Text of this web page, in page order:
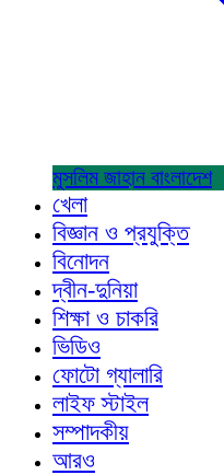
মুসলিম জাহান বাংলাদেশ
খেলা
বিজ্ঞান ও প্রযুক্তি
বিনোদন
দ্বীন-দুনিয়া
শিক্ষা ও চাকরি
ভিডিও
ফোটো গ্যালারি
লাইফ স্টাইল
সম্পাদকীয়
আরও